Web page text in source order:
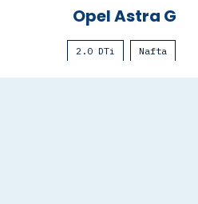
Opel Astra G
2.0 DTi Nafta